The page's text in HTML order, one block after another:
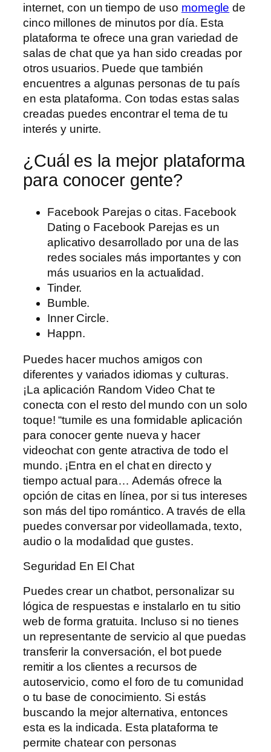
internet, con un tiempo de uso momegle de
cinco millones de minutos por día. Esta
plataforma te ofrece una gran variedad de
salas de chat que ya han sido creadas por
otros usuarios. Puede que también
encuentres a algunas personas de tu país
en esta plataforma. Con todas estas salas
creadas puedes encontrar el tema de tu
interés y unirte.
¿Cuál es la mejor plataforma
para conocer gente?
Facebook Parejas o citas. Facebook
Dating o Facebook Parejas es un
aplicativo desarrollado por una de las
redes sociales más importantes y con
más usuarios en la actualidad.
Tinder.
Bumble.
Inner Circle.
Happn.
Puedes hacer muchos amigos con
diferentes y variados idiomas y culturas.
¡La aplicación Random Video Chat te
conecta con el resto del mundo con un solo
toque! “tumile es una formidable aplicación
para conocer gente nueva y hacer
videochat con gente atractiva de todo el
mundo. ¡Entra en el chat en directo y
tiempo actual para… Además ofrece la
opción de citas en línea, por si tus intereses
son más del tipo romántico. A través de ella
puedes conversar por videollamada, texto,
audio o la modalidad que gustes.
Seguridad En El Chat
Puedes crear un chatbot, personalizar su
lógica de respuestas e instalarlo en tu sitio
web de forma gratuita. Incluso si no tienes
un representante de servicio al que puedas
transferir la conversación, el bot puede
remitir a los clientes a recursos de
autoservicio, como el foro de tu comunidad
o tu base de conocimiento. Si estás
buscando la mejor alternativa, entonces
esta es la indicada. Esta plataforma te
permite chatear con personas